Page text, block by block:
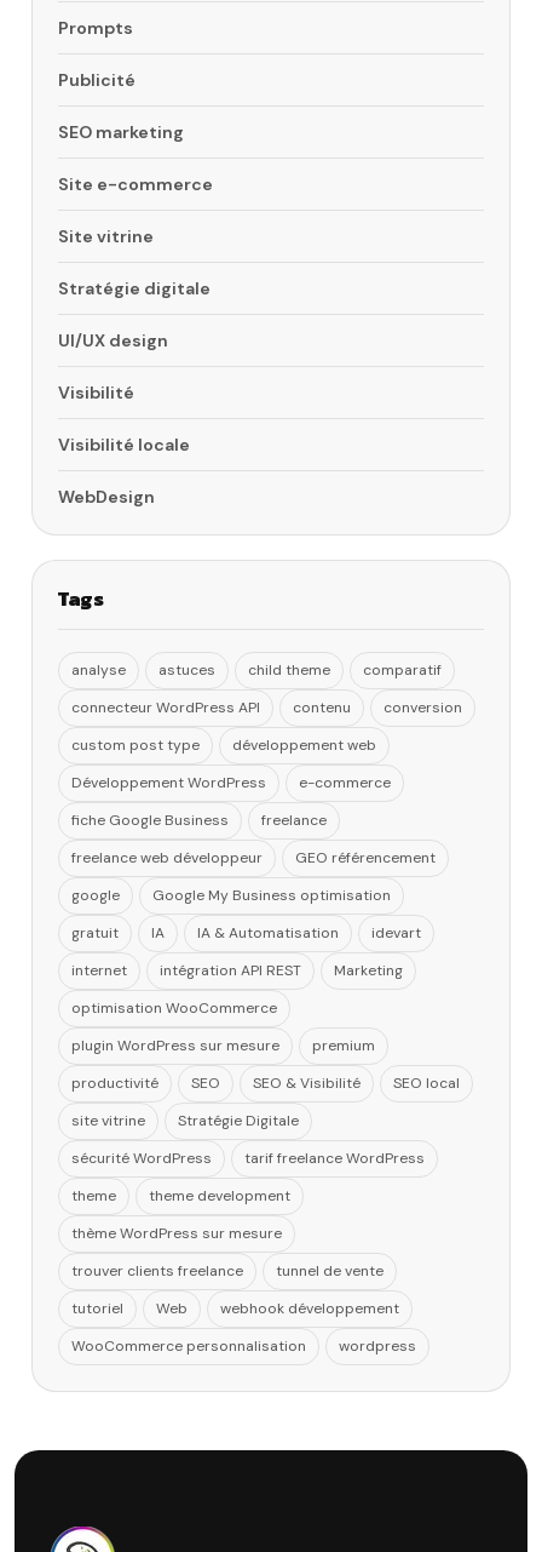
Prompts
Publicité
SEO marketing
Site e-commerce
Site vitrine
Stratégie digitale
UI/UX design
Visibilité
Visibilité locale
WebDesign
Tags
analyse astuces child theme
comparatif
connecteur WordPress API
contenu
conversion
custom post type
développement web
Développement WordPress
e-commerce
fiche Google Business
freelance
freelance web développeur
GEO référencement
google
Google My Business optimisation
gratuit
IA IA & Automatisation
idevart
internet
intégration API REST
Marketing
optimisation WooCommerce
plugin WordPress sur mesure
premium
productivité
SEO SEO & Visibilité
SEO local
site vitrine
Stratégie Digitale
sécurité WordPress
tarif freelance WordPress
theme
theme development
thème WordPress sur mesure
trouver clients freelance
tunnel de vente
tutoriel
Web
webhook développement
WooCommerce personnalisation
wordpress